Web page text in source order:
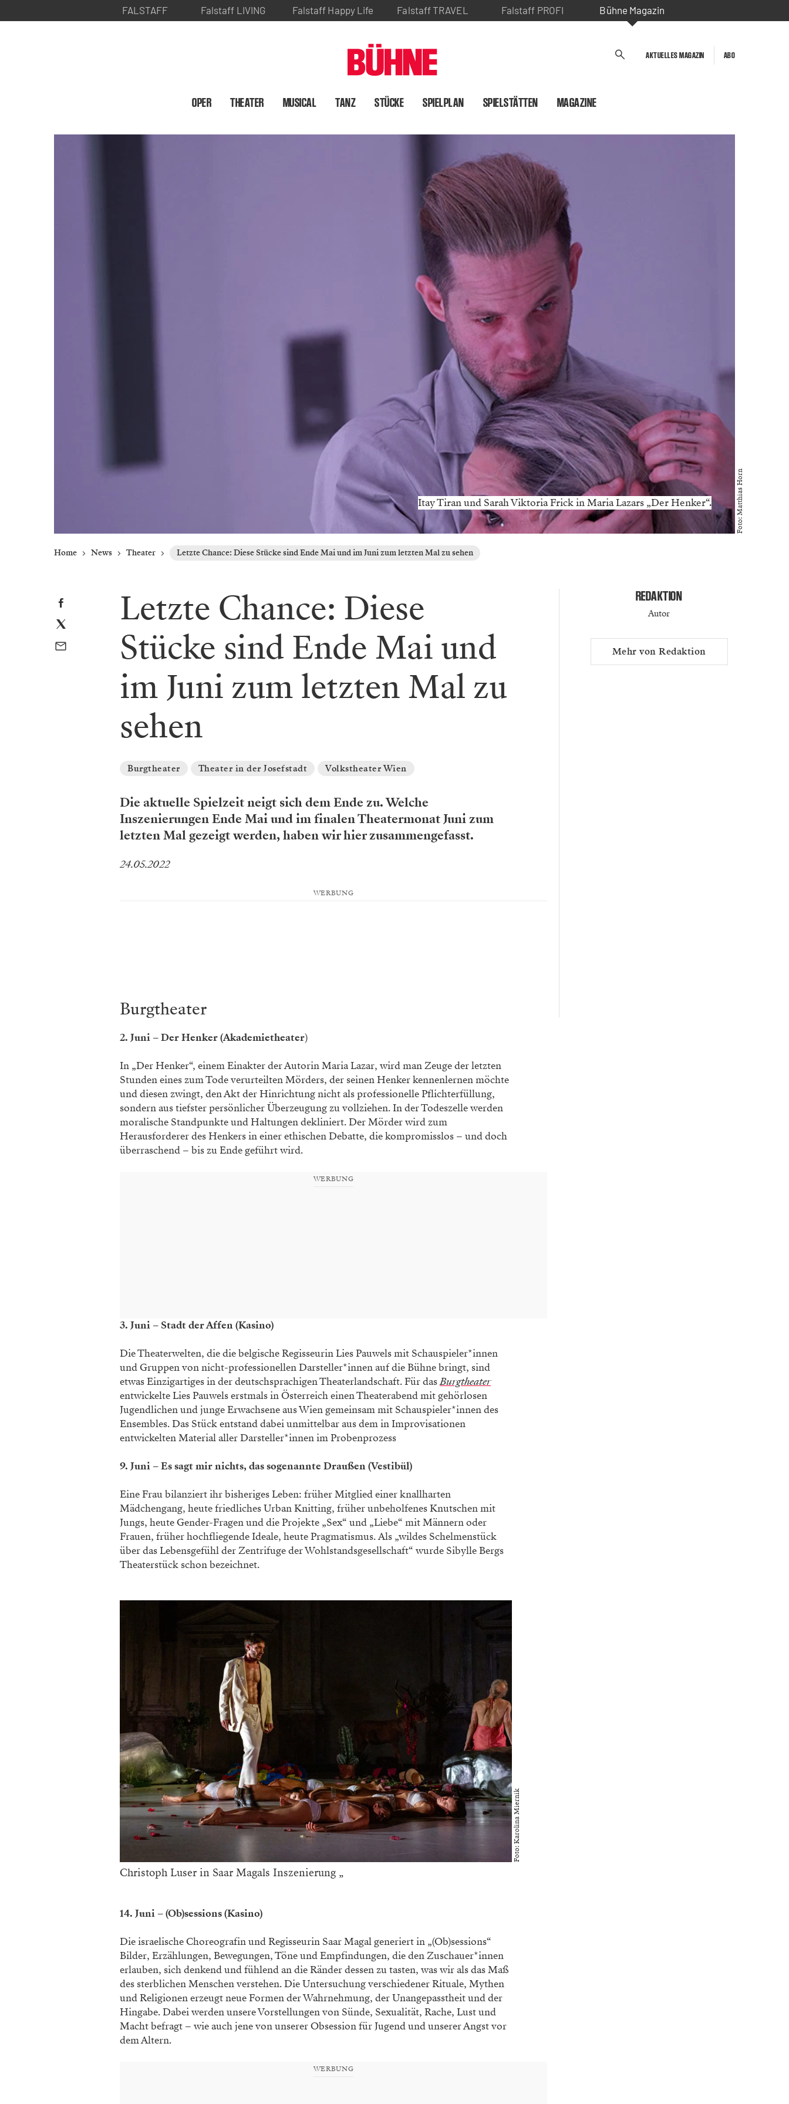
FALSTAFF Falstaff LIVING Falstaff Happy Life Falstaff TRAVEL Falstaff PROFI Bühne Magazin
AKTUELLES MAGAZIN ABO
OPER THEATER MUSICAL TANZ STÜCKE SPIELPLAN SPIELSTÄTTEN MAGAZINE
Itay Tiran und Sarah Viktoria Frick in Maria Lazars „Der Henker“. Foto: Matthias Horn
Home News Theater Letzte Chance: Diese Stücke sind Ende Mai und im Juni zum letzten Mal zu sehen
Letzte Chance: Diese
Stücke sind Ende Mai und
im Juni zum letzten Mal zu
sehen
Burgtheater Theater in der Josefstadt Volkstheater Wien
Die aktuelle Spielzeit neigt sich dem Ende zu. Welche
Inszenierungen Ende Mai und im finalen Theatermonat Juni zum
letzten Mal gezeigt werden, haben wir hier zusammengefasst.
24.05.2022
WERBUNG
Burgtheater
2. Juni – Der Henker(Akademietheater)
In „Der Henker“, einem Einakter der Autorin Maria Lazar, wird man Zeuge der letzten
Stunden eines zum Tode verurteilten Mörders, der seinen Henker kennenlernen möchte
und diesen zwingt, den Akt der Hinrichtung nicht als professionelle Pflichterfüllung,
sondern aus tiefster persönlicher Überzeugung zu vollziehen. In der Todeszelle werden
moralische Standpunkte und Haltungen dekliniert. Der Mörder wird zum
Herausforderer des Henkers in einer ethischen Debatte, die kompromisslos – und doch
überraschend – bis zu Ende geführt wird.
WERBUNG
3. Juni – Stadt der Affen(Kasino)
Die Theaterwelten, die die belgische Regisseurin Lies Pauwels mit Schauspieler*innen
und Gruppen von nicht-professionellen Darsteller*innen auf die Bühne bringt, sind
etwas Einzigartiges in der deutschsprachigen Theaterlandschaft. Für dasBurgtheater
entwickelte Lies Pauwels erstmals in Österreich einen Theaterabend mit gehörlosen
Jugendlichen und junge Erwachsene aus Wien gemeinsam mit Schauspieler*innen des
Ensembles. Das Stück entstand dabei unmittelbar aus dem in Improvisationen
entwickelten Material aller Darsteller*innen im Probenprozess
9. Juni – Es sagt mir nichts, das sogenannte Draußen (Vestibül)
Eine Frau bilanziert ihr bisheriges Leben: früher Mitglied einer knallharten
Mädchengang, heute friedliches Urban Knitting, früher unbeholfenes Knutschen mit
Jungs, heute Gender-Fragen und die Projekte „Sex“ und „Liebe“ mit Männern oder
Frauen, früher hochfliegende Ideale, heute Pragmatismus. Als „wildes Schelmenstück
über das Lebensgefühl der Zentrifuge der Wohlstandsgesellschaft“ wurde Sibylle Bergs
Theaterstück schon bezeichnet.
Foto: Karolina Miernik
Christoph Luser in Saar Magals Inszenierung „
14. Juni – (Ob)sessions (Kasino)
Die israelische Choreografin und Regisseurin Saar Magal generiert in „(Ob)sessions“
Bilder, Erzählungen, Bewegungen, Töne und Empfindungen, die den Zuschauer*innen
erlauben, sich denkend und fühlend an die Ränder dessen zu tasten, was wir als das Maß
des sterblichen Menschen verstehen. Die Untersuchung verschiedener Rituale, Mythen
und Religionen erzeugt neue Formen der Wahrnehmung, der Unangepasstheit und der
Hingabe. Dabei werden unsere Vorstellungen von Sünde, Sexualität, Rache, Lust und
Macht befragt – wie auch jene von unserer Obsession für Jugend und unserer Angst vor
dem Altern.
WERBUNG
REDAKTION
Autor
Mehr von Redaktion